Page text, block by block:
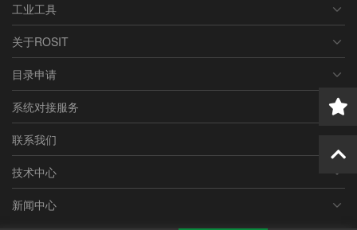
工业工具
关于ROSIT
目录申请
系统对接服务
联系我们
技术中心
新闻中心